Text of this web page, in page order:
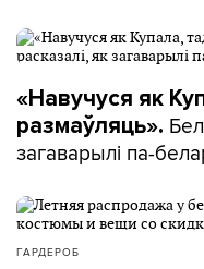
«Навучуся як
размаўляць».
загаварылі па-
ГАРДЕРОБ